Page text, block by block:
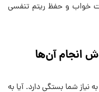
خواب و حفظ ریتم تنفسی
انجام آن‌ها
شما بستگی دارد. آیا به